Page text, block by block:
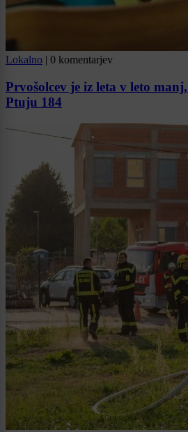
Lokalno | 0 komentarjev
Prvošolcev je iz leta v leto
Ptuju 184